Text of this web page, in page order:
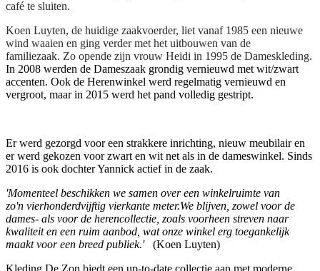
café te sluiten.
Koen Luyten, de huidige zaakvoerder, liet vanaf 1985 een nieuwe
wind waaien en ging verder met het uitbouwen van de
familiezaak. Zo opende zijn vrouw Heidi in 1995 de Dameskleding.​
In 2008 werden de Dameszaak grondig vernieuwd met wit/zwart
accenten. Ook de Herenwinkel werd regelmatig vernieuwd en
vergroot, maar in 2015 werd het pand volledig gestript.
Er werd gezorgd voor een strakkere inrichting, nieuw meubilair en
er werd gekozen voor zwart en wit net als in de dameswinkel. Sinds
2016 is ook dochter Yannick actief in de zaak.
'Momenteel beschikken we samen over een winkelruimte van
zo'n vierhonderdvijftig vierkante meter.We blijven, zowel voor de
dames- als voor de herencollectie, zoals voorheen streven naar
kwaliteit en een ruim aanbod, wat onze winkel erg toegankelijk
maakt voor een breed publiek.'(Koen Luyten)